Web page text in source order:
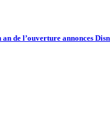
de l’ouverture annonces